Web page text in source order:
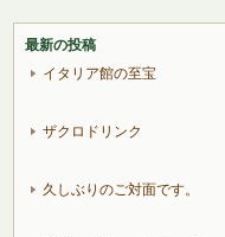
最新の投稿
イタリア館の至宝
ザクロドリンク
久しぶりのご対面です。